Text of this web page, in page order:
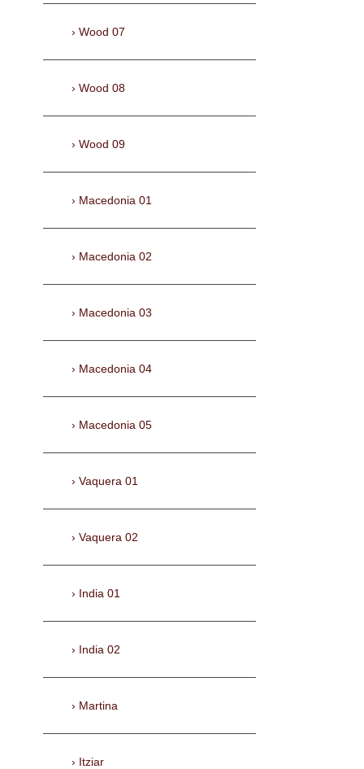
Wood 07
Wood 08
Wood 09
Macedonia 01
Macedonia 02
Macedonia 03
Macedonia 04
Macedonia 05
Vaquera 01
Vaquera 02
India 01
India 02
Martina
Itziar